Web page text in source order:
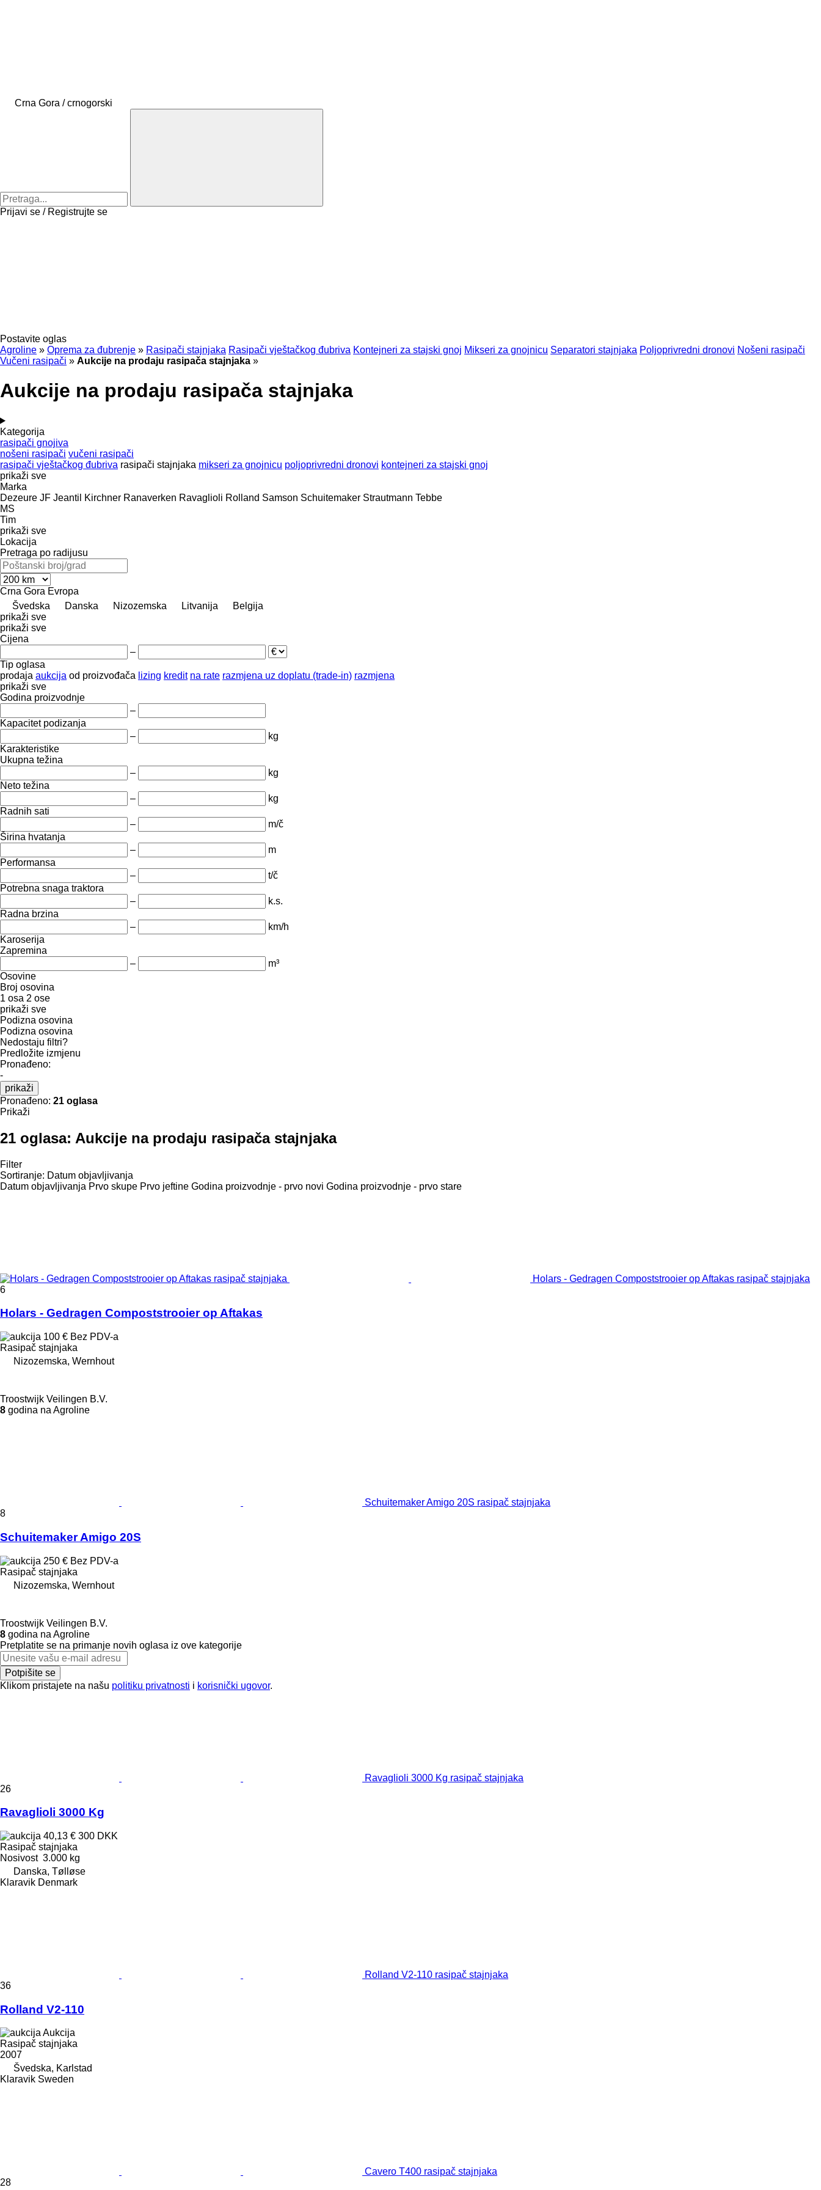
Crna Gora / crnogorski
Prijavi se / Registrujte se
Postavite oglas
Agroline » Oprema za đubrenje » Rasipači stajnjaka Rasipači vještačkog đubriva Kontejneri za stajski gnoj Mikseri za gnojnicu Separatori stajnjaka Poljoprivredni dronovi Nošeni rasipači
Vučeni rasipači » Aukcije na prodaju rasipača stajnjaka »
Aukcije na prodaju rasipača stajnjaka
Kategorija
rasipači gnojiva
nošeni rasipači vučeni rasipači
rasipači vještačkog đubriva rasipači stajnjaka mikseri za gnojnicu poljoprivredni dronovi kontejneri za stajski gnoj
prikaži sve
Marka
Dezeure JF Jeantil Kirchner Ranaverken Ravaglioli Rolland Samson Schuitemaker Strautmann Tebbe
MS
Tim
prikaži sve
Lokacija
Pretraga po radijusu
Crna Gora Evropa
Švedska
Danska Nizozemska Litvanija
Belgija
prikaži sve
prikaži sve
Cijena
–
Tip oglasa
prodaja aukcija od proizvođača lizing kredit na rate razmjena uz doplatu (trade-in) razmjena
prikaži sve
Godina proizvodnje
–
Kapacitet podizanja
–
kg
Karakteristike
Ukupna težina
–
kg
Neto težina
–
kg
Radnih sati
–
m/č
Širina hvatanja
–
m
Performansa
–
t/č
Potrebna snaga traktora
–
k.s.
Radna brzina
–
km/h
Karoserija
Zapremina
–
m³
Osovine
Broj osovina
1 osa 2 ose
prikaži sve
Podizna osovina
Podizna osovina
Nedostaju filtri?
Predložite izmjenu
Pronađeno:
-
prikaži
Pronađeno: 21 oglasa
Prikaži
21 oglasa: Aukcije na prodaju rasipača stajnjaka
Filter
Sortiranje: Datum objavljivanja
Datum objavljivanja Prvo skupe Prvo jeftine Godina proizvodnje - prvo novi Godina proizvodnje - prvo stare
Holars - Gedragen Compoststrooier op Aftakas rasipač stajnjaka
6
Holars - Gedragen Compoststrooier op Aftakas
100 € Bez PDV-a
Rasipač stajnjaka
Nizozemska, Wernhout
Troostwijk Veilingen B.V.
8 godina na Agroline
Schuitemaker Amigo 20S rasipač stajnjaka
8
Schuitemaker Amigo 20S
250 € Bez PDV-a
Rasipač stajnjaka
Nizozemska, Wernhout
Troostwijk Veilingen B.V.
8 godina na Agroline
Pretplatite se na primanje novih oglasa iz ove kategorije
Potpišite se
Klikom pristajete na našu politiku privatnosti i korisnički ugovor.
Ravaglioli 3000 Kg rasipač stajnjaka
26
Ravaglioli 3000 Kg
40,13 € 300 DKK
Rasipač stajnjaka
Nosivost 3.000 kg
Danska, Tølløse
Klaravik Denmark
Rolland V2-110 rasipač stajnjaka
36
Rolland V2-110
Aukcija
Rasipač stajnjaka
2007
Švedska, Karlstad
Klaravik Sweden
Cavero T400 rasipač stajnjaka
28